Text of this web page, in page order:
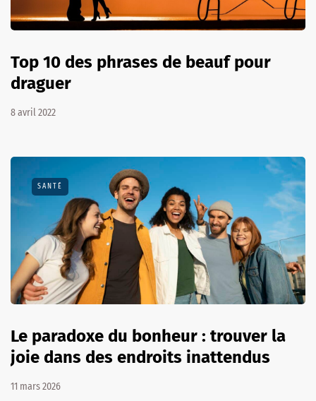
Top 10 des phrases de beauf pour
draguer
8 avril 2022
SANTÉ
Le paradoxe du bonheur : trouver la
joie dans des endroits inattendus
11 mars 2026